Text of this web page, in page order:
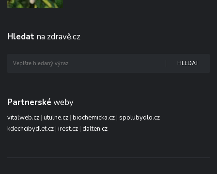
Hledat na zdravě.cz
HLEDAT
Partnerské weby
vitalweb.cz | utulne.cz | biochemicka.cz | spolubydlo.cz
kdechcibydlet.cz | irest.cz | dalten.cz